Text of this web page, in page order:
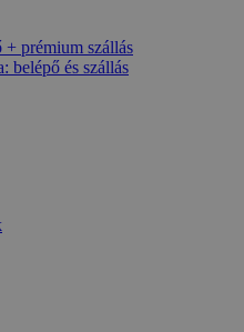
prémium szállás
belépő és szállás